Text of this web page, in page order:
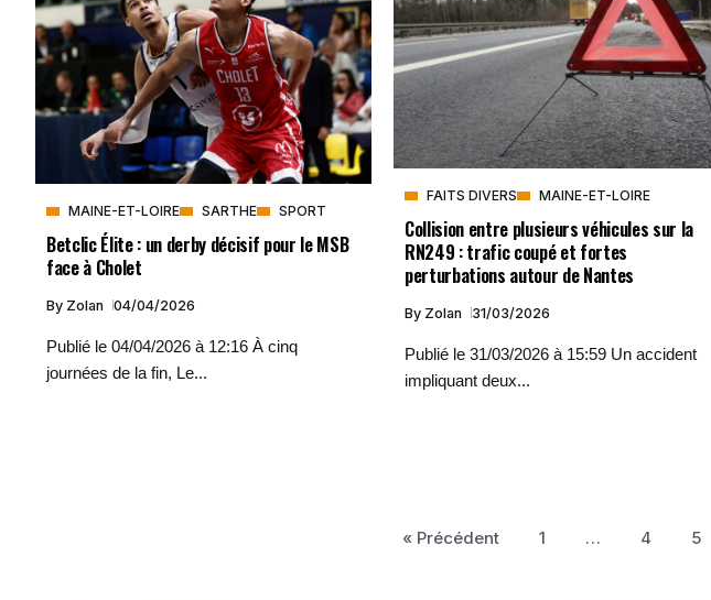
MAINE-ET-LOIRE SARTHE SPORT
Betclic Élite : un derby décisif pour le MSB
face à Cholet
By Zolan 04/04/2026
Publié le 04/04/2026 à 12:16 À cinq
journées de la fin, Le...
FAITS DIVERS MAINE-ET-LOIRE
Collision entre plusieurs véhicules sur la
RN249 : trafic coupé et fortes
perturbations autour de Nantes
By Zolan 31/03/2026
Publié le 31/03/2026 à 15:59 Un accident
impliquant deux...
« Précédent 1 … 4 5